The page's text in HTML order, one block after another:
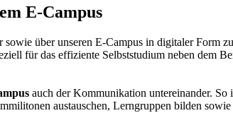
E-Campus
über unseren E-Campus in digitaler Form
für das effiziente Selbststudium neben dem
auch der Kommunikation untereinander. So
austauschen, Lerngruppen bilden